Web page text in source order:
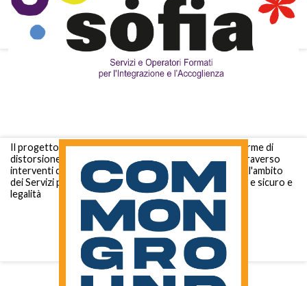
Il progetto si propone di prevenire e contrastare le forme di
distorsione del mercato del lavoro in tutti i settori, attraverso
interventi di protezione sociale e inteventi attivabili nell'ambito
dei Servizi per il lavoro, promuovendo lavoro dignitoso e sicuro e
legalità